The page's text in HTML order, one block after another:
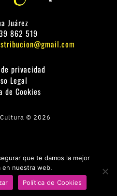
Juárez
862 519
privacidad
Legal
de Cookies
Cultura © 2026
que te damos la mejor
en nuestra web.
Política de Cookies